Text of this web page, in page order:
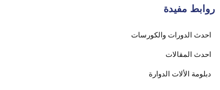
روابط مفيدة
احدث الدورات والكورسات
احدث المقالات
دبلومة الألات الدوارة